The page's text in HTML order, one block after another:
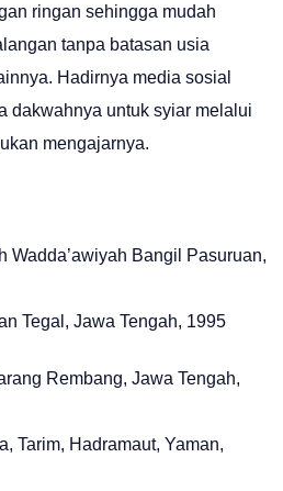
ringan sehingga mudah
tanpa batasan usia
Hadirnya media sosial
dakwahnya untuk syiar melalui
mengajarnya.
Wadda’awiyah Bangil Pasuruan,
Tegal, Jawa Tengah, 1995
Rembang, Jawa Tengah,
Tarim, Hadramaut, Yaman,